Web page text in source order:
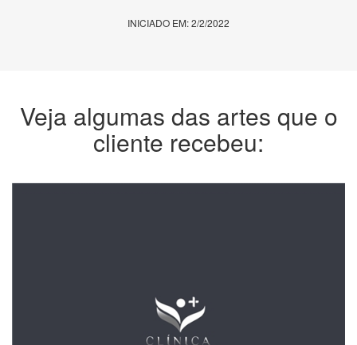
INICIADO EM: 2/2/2022
Veja algumas das artes que o
cliente recebeu: